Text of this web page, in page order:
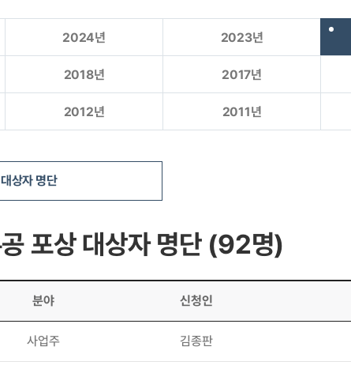
2024년 2023년
2018년 2017년
2012년 2011년
상자 명단
포상 대상자 명단 (92명)
분야 신청인
사업주 김종판